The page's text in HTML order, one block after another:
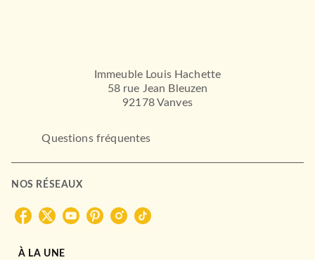
Immeuble Louis Hachette
58 rue Jean Bleuzen
92178 Vanves
Questions fréquentes
NOS RÉSEAUX
À LA UNE